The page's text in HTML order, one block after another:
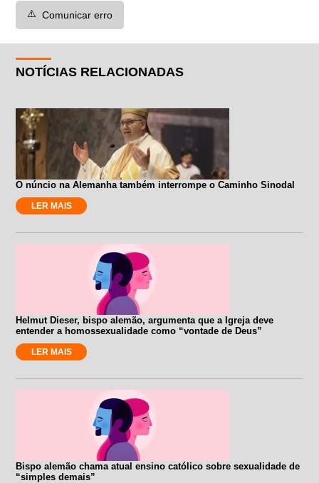
⚠️ Comunicar erro
NOTÍCIAS RELACIONADAS
O núncio na Alemanha também interrompe o Caminho Sinodal
LER MAIS
Helmut Dieser, bispo alemão, argumenta que a Igreja deve
entender a homossexualidade como “vontade de Deus”
LER MAIS
Bispo alemão chama atual ensino católico sobre sexualidade de
“simples demais”